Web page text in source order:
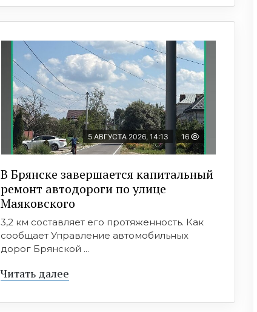
5 АВГУСТА 2026, 14:13 16
В Брянске завершается капитальный
ремонт автодороги по улице
Маяковского
3,2 км составляет его протяженность. Как
сообщает Управление автомобильных
дорог Брянской ...
Читать далее